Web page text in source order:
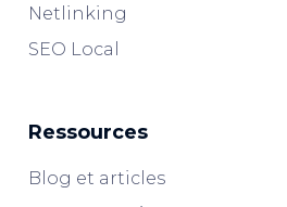
Netlinking
SEO Local
Ressources
Blog et articles